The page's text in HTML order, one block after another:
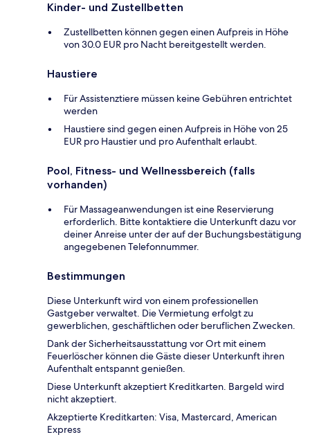
Kinder- und Zustellbetten
Zustellbetten können gegen einen Aufpreis in Höhe
von 30.0 EUR pro Nacht bereitgestellt werden.
Haustiere
Für Assistenztiere müssen keine Gebühren entrichtet
werden
Haustiere sind gegen einen Aufpreis in Höhe von 25
EUR pro Haustier und pro Aufenthalt erlaubt.
Pool, Fitness- und Wellnessbereich (falls
vorhanden)
Für Massageanwendungen ist eine Reservierung
erforderlich. Bitte kontaktiere die Unterkunft dazu vor
deiner Anreise unter der auf der Buchungsbestätigung
angegebenen Telefonnummer.
Bestimmungen
Diese Unterkunft wird von einem professionellen
Gastgeber verwaltet. Die Vermietung erfolgt zu
gewerblichen, geschäftlichen oder beruflichen Zwecken.
Dank der Sicherheitsausstattung vor Ort mit einem
Feuerlöscher können die Gäste dieser Unterkunft ihren
Aufenthalt entspannt genießen.
Diese Unterkunft akzeptiert Kreditkarten. Bargeld wird
nicht akzeptiert.
Akzeptierte Kreditkarten: Visa, Mastercard, American
Express